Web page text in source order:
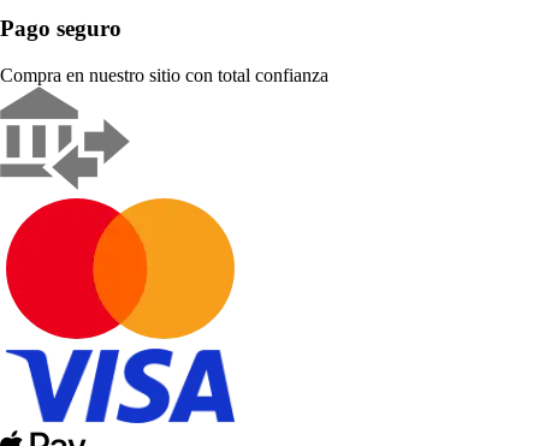
Pago seguro
Compra en nuestro sitio con total confianza